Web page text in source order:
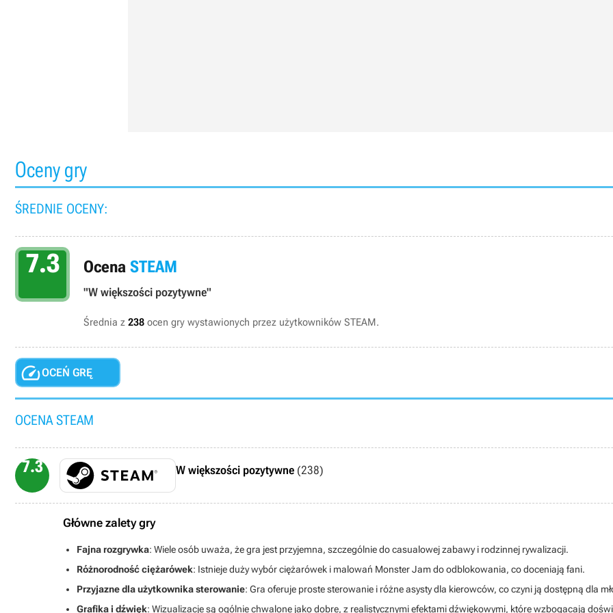
Oceny gry
ŚREDNIE OCENY:
7.3 Ocena STEAM
"W większości pozytywne"
Średnia z 238 ocen gry wystawionych przez użytkowników STEAM.
OCEŃ GRĘ
OCENA STEAM
7.3 W większości pozytywne (238)
Główne zalety gry
Fajna rozgrywka: Wiele osób uważa, że gra jest przyjemna, szczególnie do casualowej zabawy i rodzinnej rywalizacji.
Różnorodność ciężarówek: Istnieje duży wybór ciężarówek i malowań Monster Jam do odblokowania, co doceniają fani.
Przyjazne dla użytkownika sterowanie: Gra oferuje proste sterowanie i różne asysty dla kierowców, co czyni ją dostępną dla
Grafika i dźwięk: Wizualizacje są ogólnie chwalone jako dobre, z realistycznymi efektami dźwiękowymi, które wzbogacają